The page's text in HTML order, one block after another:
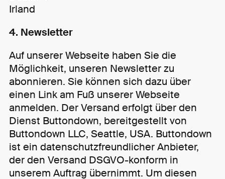
Irland
4. Newsletter
Auf unserer Webseite haben Sie die
Möglichkeit, unseren Newsletter zu
abonnieren. Sie können sich dazu über
einen Link am Fuß unserer Webseite
anmelden. Der Versand erfolgt über den
Dienst Buttondown, bereitgestellt von
Buttondown LLC, Seattle, USA. Buttondown
ist ein datenschutzfreundlicher Anbieter,
der den Versand DSGVO-konform in
unserem Auftrag übernimmt. Um diesen